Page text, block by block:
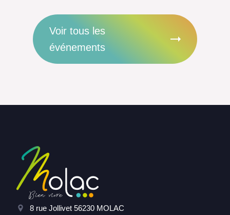
Voir tous les
événements
8 rue Jollivet 56230 MOLAC